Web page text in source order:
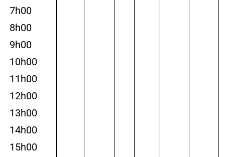
7h00
8h00
9h00
10h00
11h00
12h00
13h00
14h00
15h00